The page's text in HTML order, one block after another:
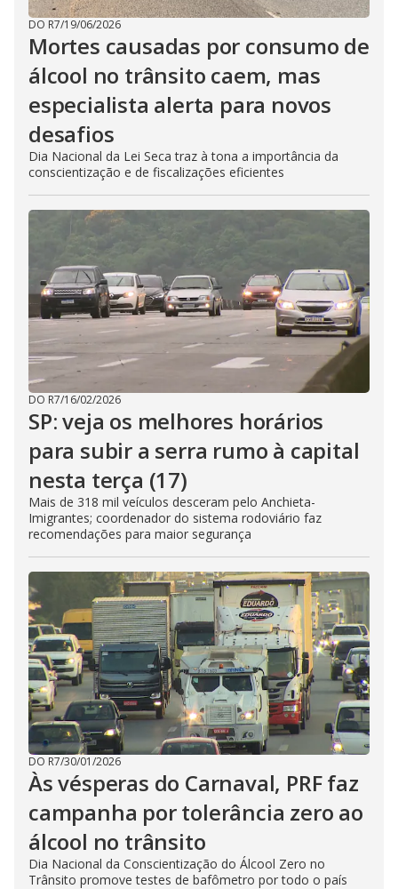
DO R7/19/06/2026
Mortes causadas por consumo de
álcool no trânsito caem, mas
especialista alerta para novos
desafios
Dia Nacional da Lei Seca traz à tona a importância da
conscientização e de fiscalizações eficientes
DO R7/16/02/2026
SP: veja os melhores horários
para subir a serra rumo à capital
nesta terça (17)
Mais de 318 mil veículos desceram pelo Anchieta-
Imigrantes; coordenador do sistema rodoviário faz
recomendações para maior segurança
DO R7/30/01/2026
Às vésperas do Carnaval, PRF faz
campanha por tolerância zero ao
álcool no trânsito
Dia Nacional da Conscientização do Álcool Zero no
Trânsito promove testes de bafômetro por todo o país